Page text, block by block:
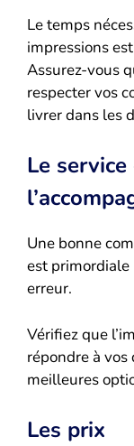
Le temps
impressions
Assurez-vous
respecter vos
livrer dans les
Le
Une bonne
est
erreur.
Vérifiez que
répondre à
meilleures
Les prix